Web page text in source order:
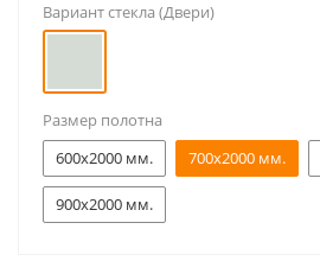
Вариант стекла (Двери)
Размер полотна
600x2000 мм.
700x2000 мм.
900x2000 мм.